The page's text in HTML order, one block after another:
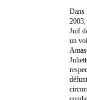
Dans
2003,
Juif
un